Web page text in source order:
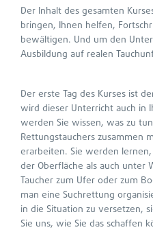
Der Inhalt des gesamten
bringen, Ihnen helfen,
bewältigen. Und um den
Ausbildung auf realen
Der erste Tag des Kurses ist
wird dieser Unterricht auch in
werden Sie wissen, was zu
Rettungstauchers zusammen
erarbeiten. Sie werden
der Oberfläche als auch unter
Taucher zum Ufer oder zum
man eine Suchrettung
in die Situation zu versetzen,
Sie uns, wie Sie das schaffen